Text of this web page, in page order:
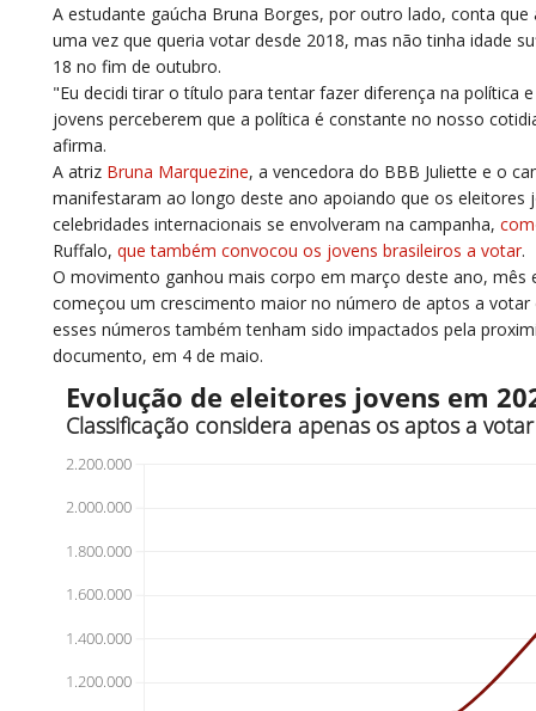
A estudante gaúcha Bruna Borges, por outro lado, conta
uma vez que queria votar desde 2018, mas não tinha idade
18 no fim de outubro.
"Eu decidi tirar o título para tentar fazer diferença na política
jovens perceberem que a política é constante no nosso
afirma.
A atriz Bruna Marquezine, a vencedora do BBB Juliette e o
manifestaram ao longo deste ano apoiando que os eleitores
celebridades internacionais se envolveram na campanha,
Ruffalo, que também convocou os jovens brasileiros a votar.
O movimento ganhou mais corpo em março deste ano, mês
começou um crescimento maior no número de aptos a votar
esses números também tenham sido impactados pela
documento, em 4 de maio.